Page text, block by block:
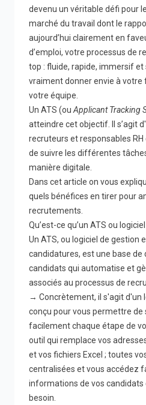
devenu un véritable défi pour
marché du travail dont le
aujourd’hui clairement en
d’emploi, votre processus de
top : fluide, rapide, immersif et
vraiment donner envie à
votre équipe.
Un ATS (ou Applicant Tracking
atteindre cet objectif. Il s’agit
recruteurs et responsables
de suivre les différentes
manière digitale.
Dans cet article on vous
quels bénéfices en tirer pour
recrutements.
Qu’est-ce qu’un ATS ou
Un ATS, ou logiciel de gestion
candidatures, est une base de
candidats qui automatise et
associés au processus de
→ Concrètement, il s'agit d'un
conçu pour vous permettre de
facilement chaque étape de
outil qui remplace vos
et vos fichiers Excel ; toutes
centralisées et vous accédez
informations de vos candidats
besoin.